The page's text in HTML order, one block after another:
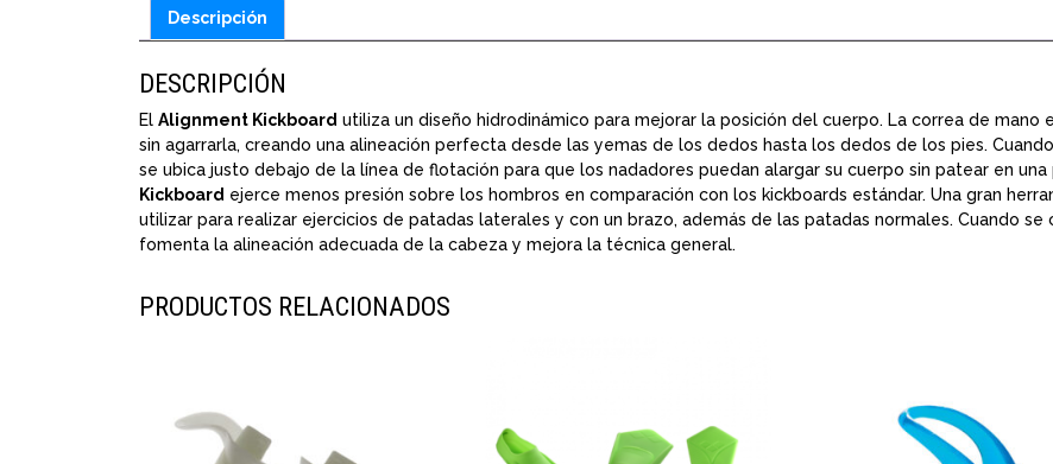
Descripción
DESCRIPCIÓN
El Alignment Kickboard utiliza un diseño hidrodinámico para mejorar la posición del cuerpo. La correa de
sin agarrarla, creando una alineación perfecta desde las yemas de los dedos hasta los dedos de los pies.
se ubica justo debajo de la línea de flotación para que los nadadores puedan alargar su cuerpo sin patear en
Kickboard ejerce menos presión sobre los hombros en comparación con los kickboards estándar. Una gran
utilizar para realizar ejercicios de patadas laterales y con un brazo, además de las patadas normales. Cuando
fomenta la alineación adecuada de la cabeza y mejora la técnica general.
PRODUCTOS RELACIONADOS